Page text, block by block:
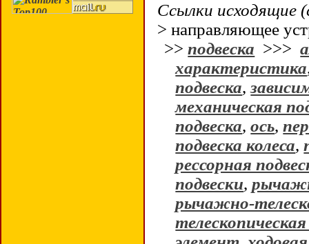
Ссылки исходящие
> направляющее
>>подвеска >>>
характеристика
подвеска,
механическая
подвеска,ось,
подвеска колеса,
рессорная
подвески,
рычажно-